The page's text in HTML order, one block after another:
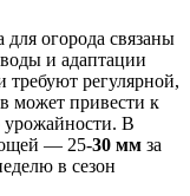
огорода связаны
и адаптации
регулярной,
может привести к
урожайности. В
— 25-30 мм за
в сезон